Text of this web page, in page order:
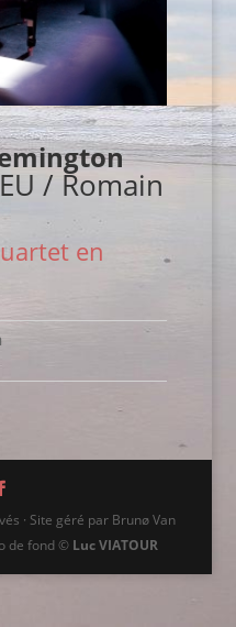
/ Romain
en
· Site géré par Brunø Van
de fond © Luc VIATOUR